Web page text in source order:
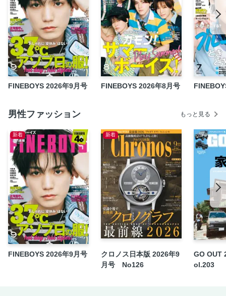
いっそのことスパイキーしちゃう？
ハーフアップで世界は変わる
今のメンズケアで満足してる？
週５で好きなパンツ！
“見せる肌”はじめました！
国内トップ選手が選んだ「戦うスケッチャーズ」！
The WATCH TIMES
今月観たい映画
GAME中
大学生・底野辺平物語／かっこいい男の日常
日之出出版の本
次号予告
厚紙ページ
【デジタル特典】こんな私はいかがですか♡ 菅田愛貴 喫茶
店でバイト中
FINEBOYS 2026年9月号 FINEBOYS 2026年8月号
男性ファッション もっと見る
新着
FINEBOYS 2026年9月号
新着
クロノス日本版 2026年9
月号 No126
GO OUT
ol.203